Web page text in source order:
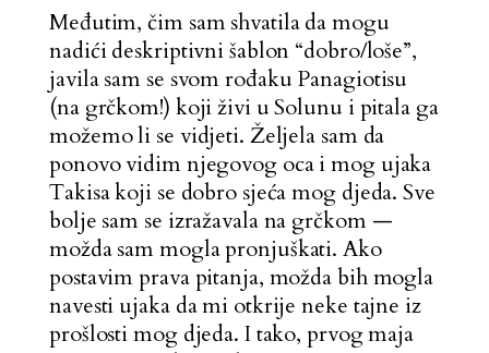
Međutim, čim sam shvatila da mogu
nadići deskriptivni šablon “dobro/loše”,
javila sam se svom rođaku Panagiotisu
(na grčkom!) koji živi u Solunu i pitala ga
možemo li se vidjeti. Željela sam da
ponovo vidim njegovog oca i mog ujaka
Takisa koji se dobro sjeća mog djeda. Sve
bolje sam se izražavala na grčkom —
možda sam mogla pronjuškati. Ako
postavim prava pitanja, možda bih mogla
navesti ujaka da mi otkrije neke tajne iz
prošlosti mog djeda. I tako, prvog maja